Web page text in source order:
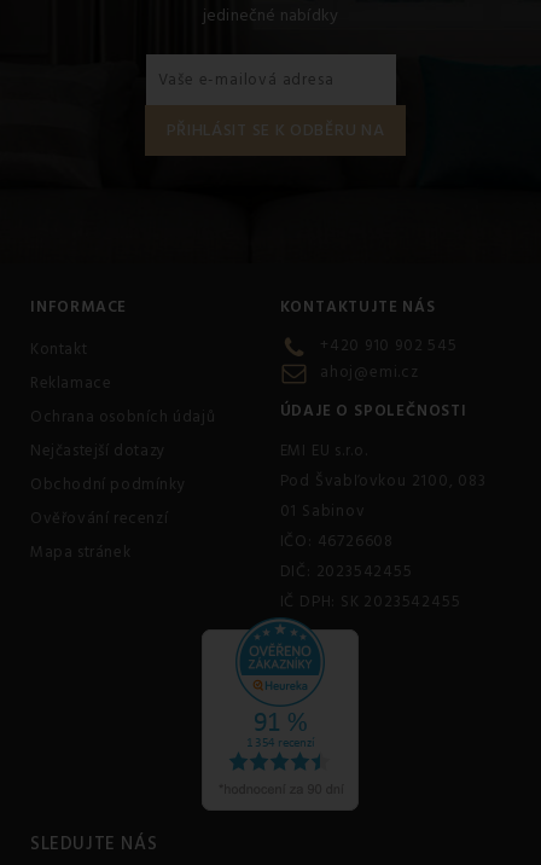
jedinečné nabídky
INFORMACE
Kontakt
Reklamace
Ochrana osobních údajů
Nejčastejší dotazy
Obchodní podmínky
Ověřování recenzí
Mapa stránek
KONTAKTUJTE NÁS
+420 910 902 545
ahoj@emi.cz
ÚDAJE O SPOLEČNOSTI
EMI EU s.r.o.
Pod Švabľovkou 2100, 083
01 Sabinov
IČO: 46726608
DIČ: 2023542455
IČ DPH: SK 2023542455
SLEDUJTE NÁS